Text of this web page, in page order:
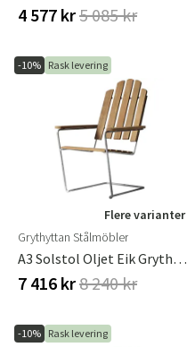
4 577 kr5 085 kr
-10% Rask levering
Flere varianter
Grythyttan Stålmöbler
A3 Solstol Oljet Eik Grythyttan Stålmöbler
7 416 kr8 240 kr
-10% Rask levering